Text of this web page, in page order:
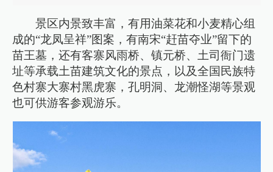
景区内景致丰富，有用油菜花和小麦精心组
成的“龙凤呈祥”图案，有南宋“赶苗夺业”留下的
苗王墓，还有客寨风雨桥、镇元桥、土司衙门遗
址等承载土苗建筑文化的景点，以及全国民族特
色村寨大寨村黑虎寨，孔明洞、龙潮怪湖等景观
也可供游客参观游乐。